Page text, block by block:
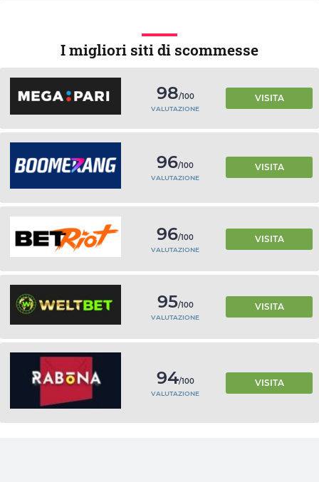
I migliori siti di scommesse
98/100
VALUTAZIONE
VISITA
96/100
VALUTAZIONE
VISITA
96/100
VALUTAZIONE
VISITA
95/100
VALUTAZIONE
VISITA
94/100
VALUTAZIONE
VISITA